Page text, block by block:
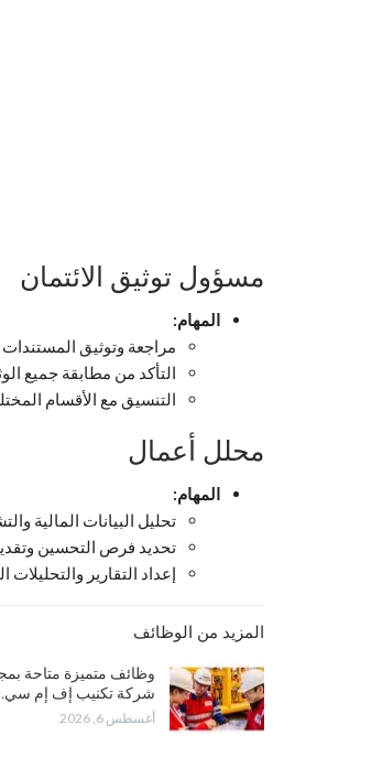
مسؤول توثيق الائتمان
المهام:
مراجعة وتوثيق المستندات
التأكد من مطابقة جميع
التنسيق مع الأقسام
محلل أعمال
المهام:
تحليل البيانات المالية
تحديد فرص التحسين
إعداد التقارير والتحليلات
المزيد من الوظائف
وظائف متميزة متاحة
شركة تكنيب إف إم
أغسطس 6, 2026